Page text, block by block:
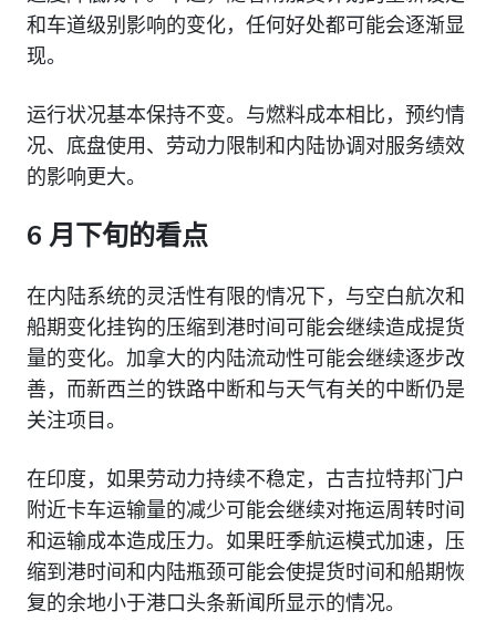
和车道级别影响的变化，任何好处都可能会逐渐显
现。
运行状况基本保持不变。与燃料成本相比，预约情
况、底盘使用、劳动力限制和内陆协调对服务绩效
的影响更大。
6 月下旬的看点
在内陆系统的灵活性有限的情况下，与空白航次和
船期变化挂钩的压缩到港时间可能会继续造成提货
量的变化。加拿大的内陆流动性可能会继续逐步改
善，而新西兰的铁路中断和与天气有关的中断仍是
关注项目。
在印度，如果劳动力持续不稳定，古吉拉特邦门户
附近卡车运输量的减少可能会继续对拖运周转时间
和运输成本造成压力。如果旺季航运模式加速，压
缩到港时间和内陆瓶颈可能会使提货时间和船期恢
复的余地小于港口头条新闻所显示的情况。